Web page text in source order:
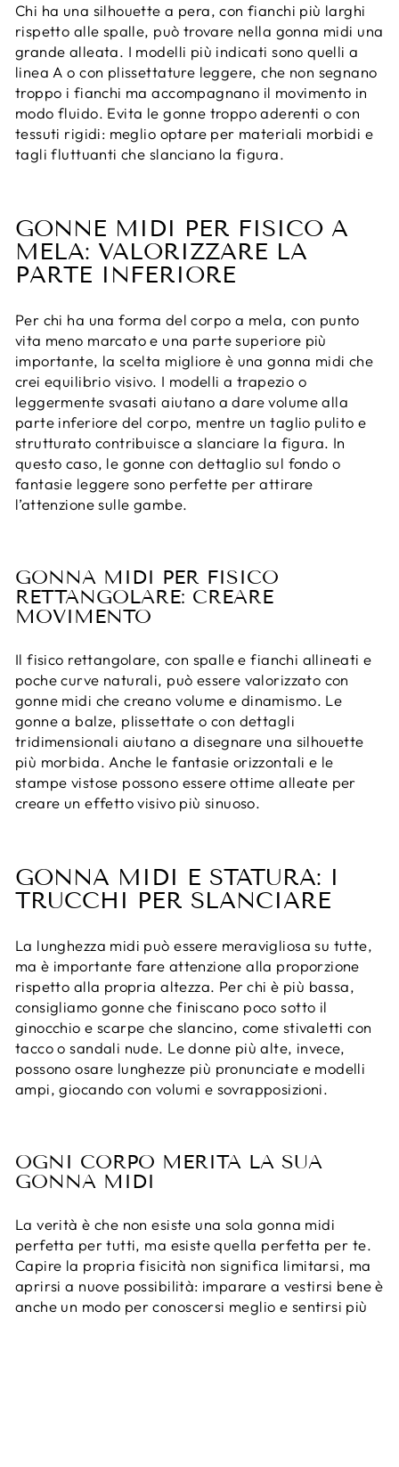
Chi ha una silhouette a pera, con fianchi più larghi
rispetto alle spalle, può trovare nella gonna midi una
grande alleata. I modelli più indicati sono quelli a
linea A o con plissettature leggere, che non segnano
troppo i fianchi ma accompagnano il movimento in
modo fluido. Evita le gonne troppo aderenti o con
tessuti rigidi: meglio optare per materiali morbidi e
tagli fluttuanti che slanciano la figura.
GONNE MIDI PER FISICO A
MELA: VALORIZZARE LA
PARTE INFERIORE
Per chi ha una forma del corpo a mela, con punto
vita meno marcato e una parte superiore più
importante, la scelta migliore è una gonna midi che
crei equilibrio visivo. I modelli a trapezio o
leggermente svasati aiutano a dare volume alla
parte inferiore del corpo, mentre un taglio pulito e
strutturato contribuisce a slanciare la figura. In
questo caso, le gonne con dettaglio sul fondo o
fantasie leggere sono perfette per attirare
l’attenzione sulle gambe.
GONNA MIDI PER FISICO
RETTANGOLARE: CREARE
MOVIMENTO
Il fisico rettangolare, con spalle e fianchi allineati e
poche curve naturali, può essere valorizzato con
gonne midi che creano volume e dinamismo. Le
gonne a balze, plissettate o con dettagli
tridimensionali aiutano a disegnare una silhouette
più morbida. Anche le fantasie orizzontali e le
stampe vistose possono essere ottime alleate per
creare un effetto visivo più sinuoso.
GONNA MIDI E STATURA: I
TRUCCHI PER SLANCIARE
La lunghezza midi può essere meravigliosa su tutte,
ma è importante fare attenzione alla proporzione
rispetto alla propria altezza. Per chi è più bassa,
consigliamo gonne che finiscano poco sotto il
ginocchio e scarpe che slancino, come stivaletti con
tacco o sandali nude. Le donne più alte, invece,
possono osare lunghezze più pronunciate e modelli
ampi, giocando con volumi e sovrapposizioni.
OGNI CORPO MERITA LA SUA
GONNA MIDI
La verità è che non esiste una sola gonna midi
perfetta per tutti, ma esiste quella perfetta per te.
Capire la propria fisicità non significa limitarsi, ma
aprirsi a nuove possibilità: imparare a vestirsi bene è
anche un modo per conoscersi meglio e sentirsi più